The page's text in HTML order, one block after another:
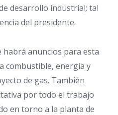
desarrollo industrial; tal
del presidente.
habrá anuncios para esta
combustible, energía y
de gas. También
por todo el trabajo
en torno a la planta de